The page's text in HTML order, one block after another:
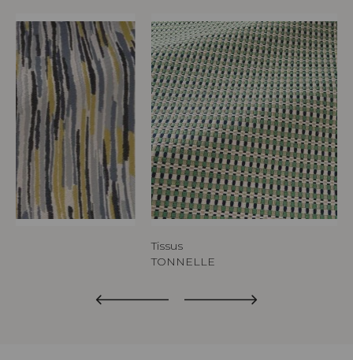
Tissus
TONNELLE